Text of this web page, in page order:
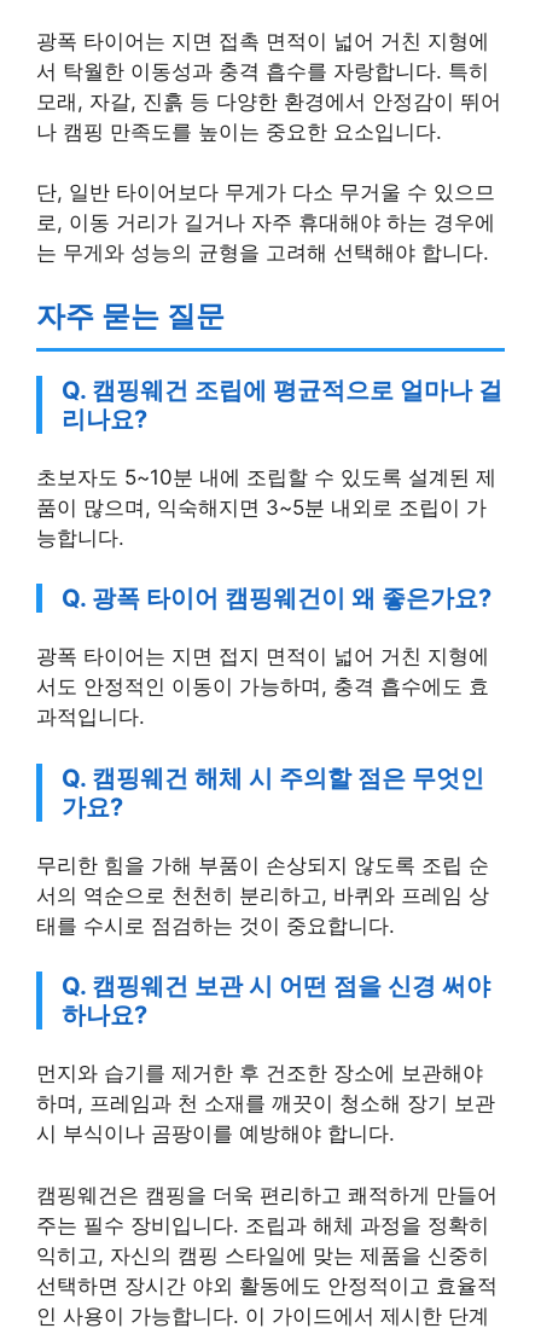
광폭 타이어는 지면 접촉 면적이 넓어 거친 지형에
서 탁월한 이동성과 충격 흡수를 자랑합니다. 특히
모래, 자갈, 진흙 등 다양한 환경에서 안정감이 뛰어
나 캠핑 만족도를 높이는 중요한 요소입니다.
단, 일반 타이어보다 무게가 다소 무거울 수 있으므
로, 이동 거리가 길거나 자주 휴대해야 하는 경우에
는 무게와 성능의 균형을 고려해 선택해야 합니다.
자주 묻는 질문
Q. 캠핑웨건 조립에 평균적으로 얼마나 걸
리나요?
초보자도 5~10분 내에 조립할 수 있도록 설계된 제
품이 많으며, 익숙해지면 3~5분 내외로 조립이 가
능합니다.
Q. 광폭 타이어 캠핑웨건이 왜 좋은가요?
광폭 타이어는 지면 접지 면적이 넓어 거친 지형에
서도 안정적인 이동이 가능하며, 충격 흡수에도 효
과적입니다.
Q. 캠핑웨건 해체 시 주의할 점은 무엇인
가요?
무리한 힘을 가해 부품이 손상되지 않도록 조립 순
서의 역순으로 천천히 분리하고, 바퀴와 프레임 상
태를 수시로 점검하는 것이 중요합니다.
Q. 캠핑웨건 보관 시 어떤 점을 신경 써야
하나요?
먼지와 습기를 제거한 후 건조한 장소에 보관해야
하며, 프레임과 천 소재를 깨끗이 청소해 장기 보관
시 부식이나 곰팡이를 예방해야 합니다.
캠핑웨건은 캠핑을 더욱 편리하고 쾌적하게 만들어
주는 필수 장비입니다. 조립과 해체 과정을 정확히
익히고, 자신의 캠핑 스타일에 맞는 제품을 신중히
선택하면 장시간 야외 활동에도 안정적이고 효율적
인 사용이 가능합니다. 이 가이드에서 제시한 단계